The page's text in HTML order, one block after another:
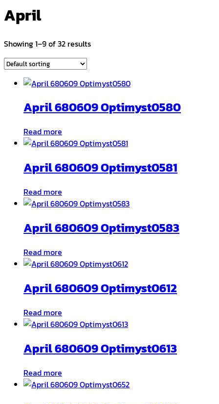
April
Showing 1–9 of 32 results
April 680609 Optimyst0580
Read more
April 680609 Optimyst0581
Read more
April 680609 Optimyst0583
Read more
April 680609 Optimyst0612
Read more
April 680609 Optimyst0613
Read more